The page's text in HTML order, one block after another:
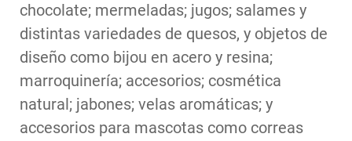
chocolate; mermeladas; jugos; salames y
distintas variedades de quesos, y objetos de
diseño como bijou en acero y resina;
marroquinería; accesorios; cosmética
natural; jabones; velas aromáticas; y
accesorios para mascotas como correas